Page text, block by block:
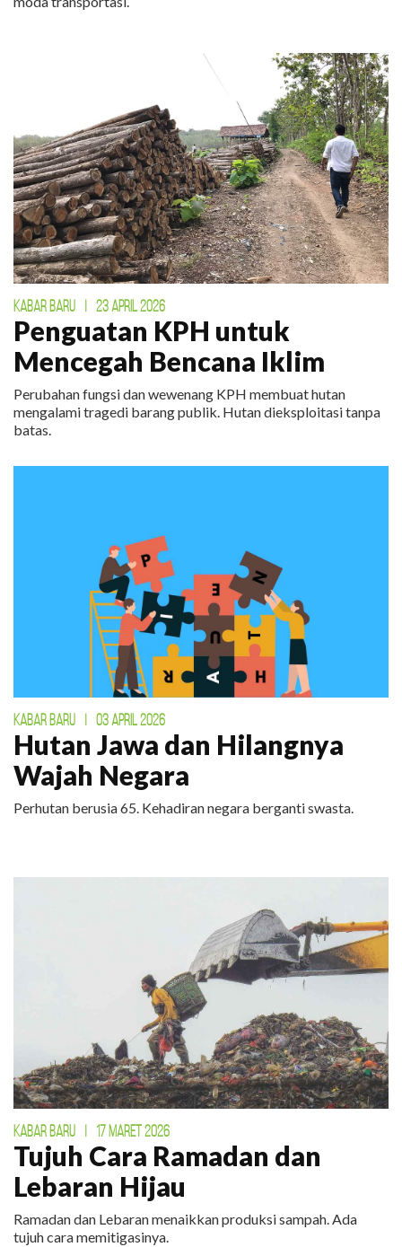
KABAR BARU 23 APRIL 2026
Penguatan KPH untuk
Mencegah Bencana Iklim
Perubahan fungsi dan wewenang KPH membuat hutan
mengalami tragedi barang publik. Hutan dieksploitasi tanpa
batas.
KABAR BARU 03 APRIL 2026
Hutan Jawa dan Hilangnya
Wajah Negara
Perhutan berusia 65. Kehadiran negara berganti swasta.
KABAR BARU 17 MARET 2026
Tujuh Cara Ramadan dan
Lebaran Hijau
Ramadan dan Lebaran menaikkan produksi sampah. Ada
tujuh cara memitigasinya.